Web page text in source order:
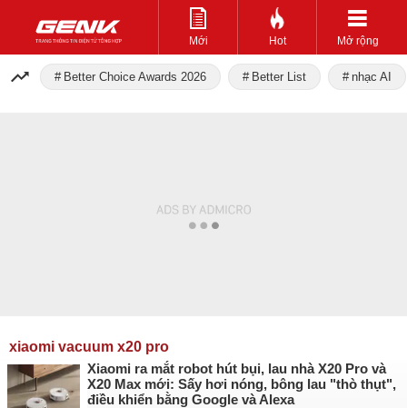
Mới Hot Mở rộng
Better Choice Awards 2026 Better List nhạc AI
xiaomi vacuum x20 pro
Xiaomi ra mắt robot hút bụi, lau nhà X20 Pro và
X20 Max mới: Sấy hơi nóng, bông lau "thò thụt",
điều khiển bằng Google và Alexa